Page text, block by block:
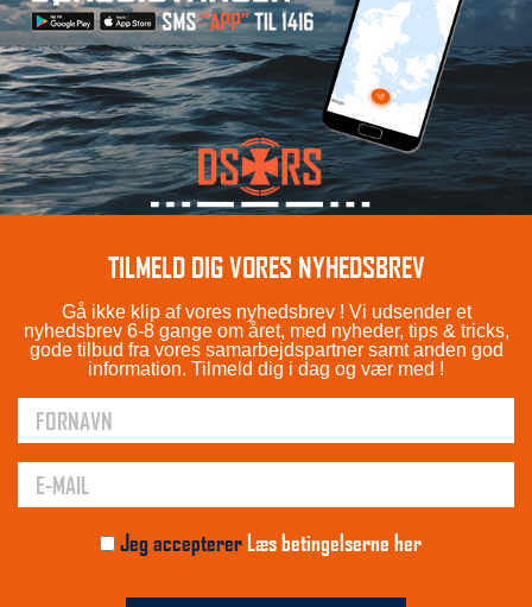
TILMELD DIG VORES NYHEDSBREV
Gå ikke klip af vores nyhedsbrev ! Vi udsender et
nyhedsbrev 6-8 gange om året, med nyheder, tips & tricks,
gode tilbud fra vores samarbejdspartner samt anden god
information. Tilmeld dig i dag og vær med !
Jeg acceptererLæs betingelserne her